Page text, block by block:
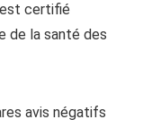
est certifié
de la santé des
avis négatifs